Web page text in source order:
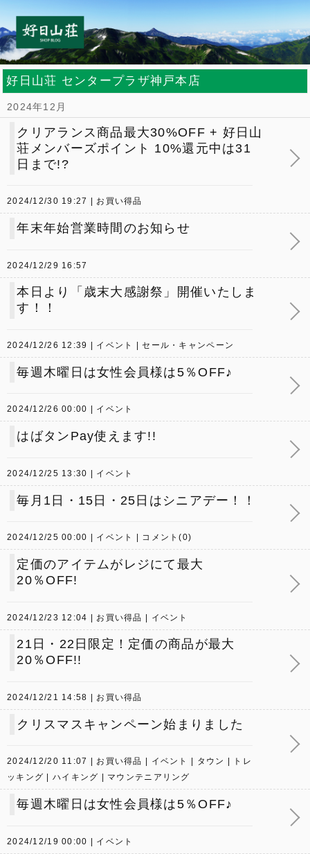
好日山荘 センタープラザ神戸本店
2024年12月
クリアランス商品最大30%OFF + 好日山
荘メンバーズポイント 10%還元中は31
日まで!?
2024/12/30 19:27 お買い得品
年末年始営業時間のお知らせ
2024/12/29 16:57
本日より「歳末大感謝祭」開催いたしま
す！！
2024/12/26 12:39 イベント セール・キャンペーン
毎週木曜日は女性会員様は5％OFF♪
2024/12/26 00:00 イベント
はばタンPay使えます!!
2024/12/25 13:30 イベント
毎月1日・15日・25日はシニアデー！！
2024/12/25 00:00 イベント コメント(0)
定価のアイテムがレジにて最大
20％OFF!
2024/12/23 12:04 お買い得品 イベント
21日・22日限定！定価の商品が最大
20％OFF!!
2024/12/21 14:58 お買い得品
クリスマスキャンペーン始まりました
2024/12/20 11:07 お買い得品 イベント タウン
トレ
ッキング
ハイキング マウンテニアリング
毎週木曜日は女性会員様は5％OFF♪
2024/12/19 00:00 イベント